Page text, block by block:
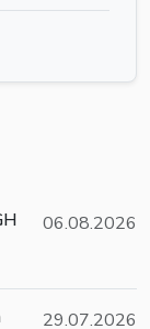
06.08.2026
29.07.2026